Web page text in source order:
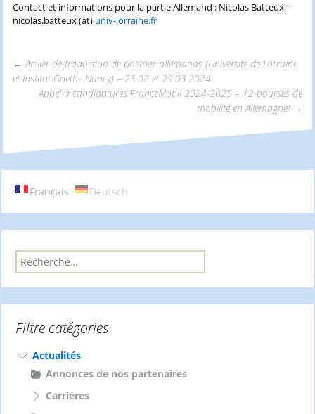
Contact et informations pour la partie Allemand : Nicolas Batteux –
nicolas.batteux (at) univ-lorraine.fr
Navigation
des
articles
← Atelier de traduction de poèmes allemands (Université de Lorraine
et Institut Goethe Nancy) – 23.02 et 29.03.2024
Appel à candidatures FranceMobil 2024-2025 – 12 bourses de
mobilité en Allemagne! →
Français Deutsch
R
e
r
h
Filtre catégories
Actualités
Annonces de nos partenaires
Carrières